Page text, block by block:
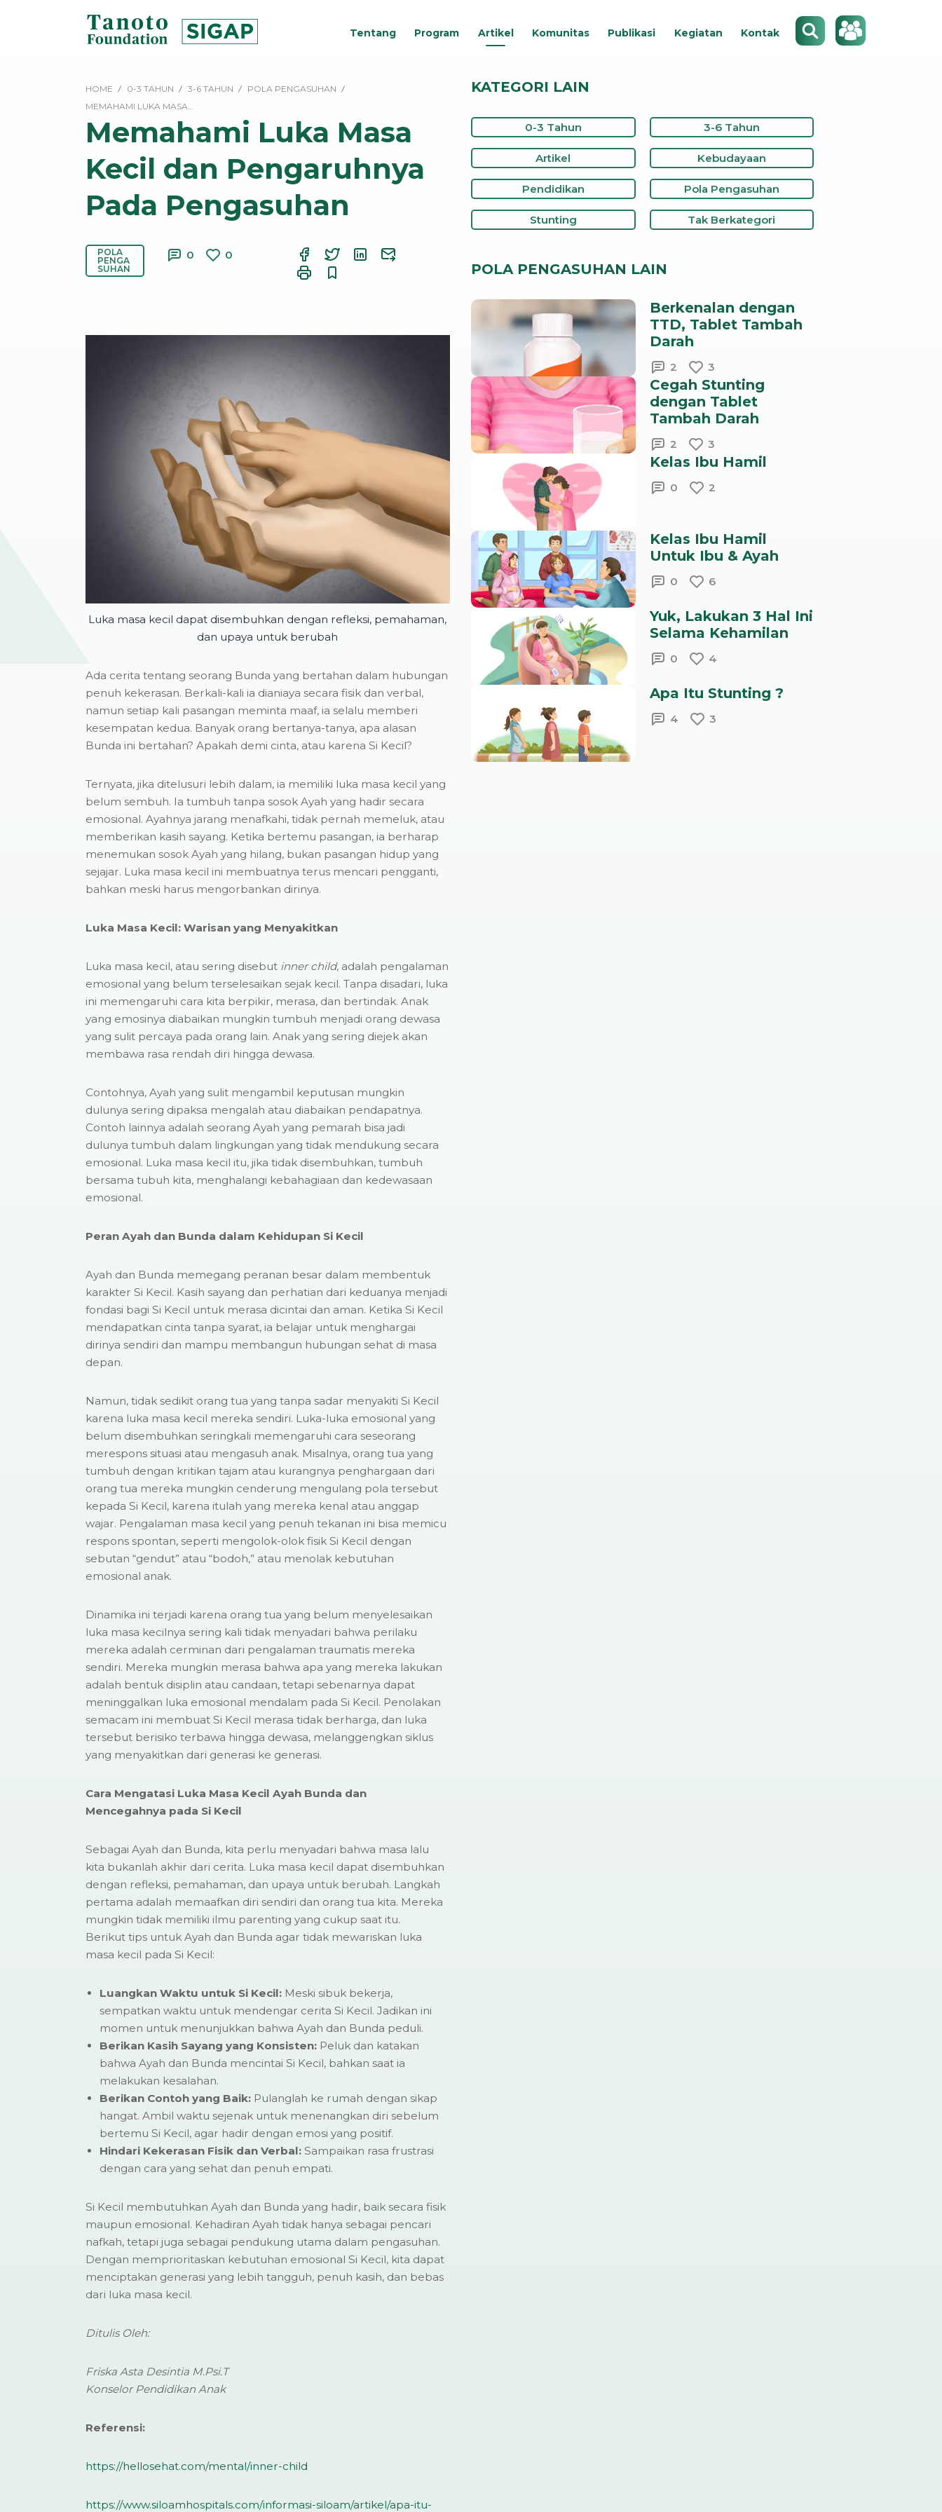
|
Tanoto
Tentang Program Artikel Komunitas Publikasi Kegiatan Kontak
Search
HOME 0-3 TAHUN 3-6 TAHUN
POLA PENGASUHAN
MEMAHAMI LUKA MASA…
Memahami Luka Masa
Kecil dan Pengaruhnya
Pada Pengasuhan
POLA
PENGA
SUHAN
0 0
Luka masa kecil dapat disembuhkan dengan refleksi, pemahaman,
dan upaya untuk berubah
Ada cerita tentang seorang Bunda yang bertahan dalam hubungan
penuh kekerasan. Berkali-kali ia dianiaya secara fisik dan verbal,
namun setiap kali pasangan meminta maaf, ia selalu memberi
kesempatan kedua. Banyak orang bertanya-tanya, apa alasan
Bunda ini bertahan? Apakah demi cinta, atau karena Si Kecil?
Ternyata, jika ditelusuri lebih dalam, ia memiliki luka masa kecil yang
belum sembuh. Ia tumbuh tanpa sosok Ayah yang hadir secara
emosional. Ayahnya jarang menafkahi, tidak pernah memeluk, atau
memberikan kasih sayang. Ketika bertemu pasangan, ia berharap
menemukan sosok Ayah yang hilang, bukan pasangan hidup yang
sejajar. Luka masa kecil ini membuatnya terus mencari pengganti,
bahkan meski harus mengorbankan dirinya.
Luka Masa Kecil: Warisan yang Menyakitkan
Luka masa kecil, atau sering disebut inner child, adalah pengalaman
emosional yang belum terselesaikan sejak kecil. Tanpa disadari, luka
ini memengaruhi cara kita berpikir, merasa, dan bertindak. Anak
yang emosinya diabaikan mungkin tumbuh menjadi orang dewasa
yang sulit percaya pada orang lain. Anak yang sering diejek akan
membawa rasa rendah diri hingga dewasa.
Contohnya, Ayah yang sulit mengambil keputusan mungkin
dulunya sering dipaksa mengalah atau diabaikan pendapatnya.
Contoh lainnya adalah seorang Ayah yang pemarah bisa jadi
dulunya tumbuh dalam lingkungan yang tidak mendukung secara
emosional. Luka masa kecil itu, jika tidak disembuhkan, tumbuh
bersama tubuh kita, menghalangi kebahagiaan dan kedewasaan
emosional.
Peran Ayah dan Bunda dalam Kehidupan Si Kecil
Ayah dan Bunda memegang peranan besar dalam membentuk
karakter Si Kecil. Kasih sayang dan perhatian dari keduanya menjadi
fondasi bagi Si Kecil untuk merasa dicintai dan aman. Ketika Si Kecil
mendapatkan cinta tanpa syarat, ia belajar untuk menghargai
dirinya sendiri dan mampu membangun hubungan sehat di masa
depan.
Namun, tidak sedikit orang tua yang tanpa sadar menyakiti Si Kecil
karena luka masa kecil mereka sendiri. Luka-luka emosional yang
belum disembuhkan seringkali memengaruhi cara seseorang
merespons situasi atau mengasuh anak. Misalnya, orang tua yang
tumbuh dengan kritikan tajam atau kurangnya penghargaan dari
orang tua mereka mungkin cenderung mengulang pola tersebut
kepada Si Kecil, karena itulah yang mereka kenal atau anggap
wajar. Pengalaman masa kecil yang penuh tekanan ini bisa memicu
respons spontan, seperti mengolok-olok fisik Si Kecil dengan
sebutan “gendut” atau “bodoh,” atau menolak kebutuhan
emosional anak.
Dinamika ini terjadi karena orang tua yang belum menyelesaikan
luka masa kecilnya sering kali tidak menyadari bahwa perilaku
mereka adalah cerminan dari pengalaman traumatis mereka
sendiri. Mereka mungkin merasa bahwa apa yang mereka lakukan
adalah bentuk disiplin atau candaan, tetapi sebenarnya dapat
meninggalkan luka emosional mendalam pada Si Kecil. Penolakan
semacam ini membuat Si Kecil merasa tidak berharga, dan luka
tersebut berisiko terbawa hingga dewasa, melanggengkan siklus
yang menyakitkan dari generasi ke generasi.
Cara Mengatasi Luka Masa Kecil Ayah Bunda dan
Mencegahnya pada Si Kecil
Sebagai Ayah dan Bunda, kita perlu menyadari bahwa masa lalu
kita bukanlah akhir dari cerita. Luka masa kecil dapat disembuhkan
dengan refleksi, pemahaman, dan upaya untuk berubah. Langkah
pertama adalah memaafkan diri sendiri dan orang tua kita. Mereka
mungkin tidak memiliki ilmu parenting yang cukup saat itu.
Berikut tips untuk Ayah dan Bunda agar tidak mewariskan luka
masa kecil pada Si Kecil:
Luangkan Waktu untuk Si Kecil: Meski sibuk bekerja,
sempatkan waktu untuk mendengar cerita Si Kecil. Jadikan ini
momen untuk menunjukkan bahwa Ayah dan Bunda peduli.
Berikan Kasih Sayang yang Konsisten: Peluk dan katakan
bahwa Ayah dan Bunda mencintai Si Kecil, bahkan saat ia
melakukan kesalahan.
Berikan Contoh yang Baik: Pulanglah ke rumah dengan sikap
hangat. Ambil waktu sejenak untuk menenangkan diri sebelum
bertemu Si Kecil, agar hadir dengan emosi yang positif.
Hindari Kekerasan Fisik dan Verbal: Sampaikan rasa frustrasi
dengan cara yang sehat dan penuh empati.
Si Kecil membutuhkan Ayah dan Bunda yang hadir, baik secara fisik
maupun emosional. Kehadiran Ayah tidak hanya sebagai pencari
nafkah, tetapi juga sebagai pendukung utama dalam pengasuhan.
Dengan memprioritaskan kebutuhan emosional Si Kecil, kita dapat
menciptakan generasi yang lebih tangguh, penuh kasih, dan bebas
dari luka masa kecil.
Ditulis Oleh:
Friska Asta Desintia M.Psi.T
Konselor Pendidikan Anak
Referensi:
https://hellosehat.com/mental/inner-child
https://www.siloamhospitals.com/informasi-siloam/artikel/apa-itu-
KATEGORI LAIN
0-3 Tahun 3-6 Tahun
Artikel Kebudayaan
Pendidikan Pola Pengasuhan
Stunting Tak Berkategori
POLA PENGASUHAN LAIN
Berkenalan dengan
TTD, Tablet Tambah
Darah
2 3
Cegah Stunting
dengan Tablet
Tambah Darah
2 3
Kelas Ibu Hamil
0 2
Kelas Ibu Hamil
Untuk Ibu & Ayah
0 6
Yuk, Lakukan 3 Hal Ini
Selama Kehamilan
0 4
Apa Itu Stunting ?
4 3